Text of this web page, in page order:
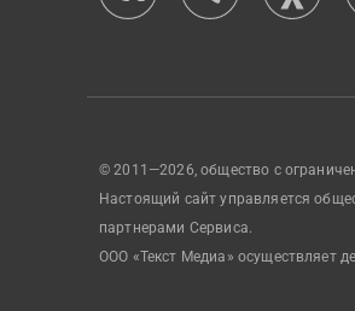
© 2011—2026, общество с
Настоящий сайт управляется
партнерами Сервиса.
ООО «Текст Медиа» осуществляет